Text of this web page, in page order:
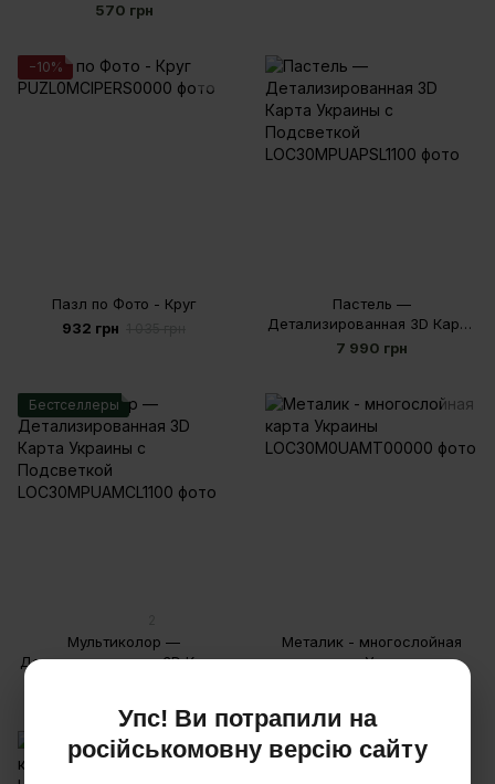
Упс! Ви потрапили на
російськомовну версію сайту
570 грн
−10%
Пазл по Фото - Круг
932 грн
Пастель —
Детализированная 3D Карта
Украины с Подсветкой
7 990 грн
Бестселлеры
Мультиколор —
Детализированная 3D Карта
Металик - многослойная
карта Украины